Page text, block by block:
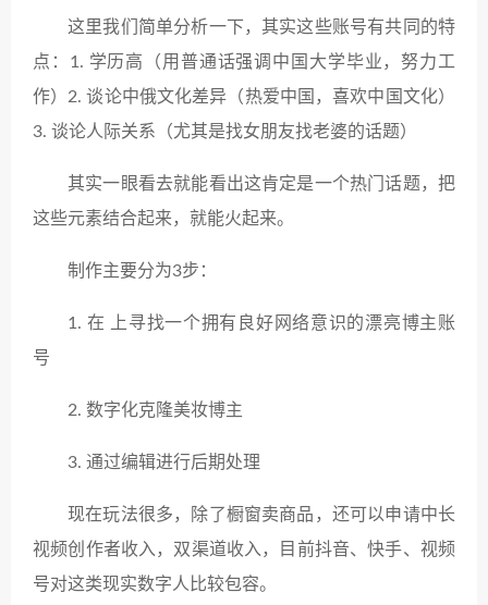
这里我们简单分析一下，其实这些账号有共同的特
点：1. 学历高（用普通话强调中国大学毕业，努力工
作）2. 谈论中俄文化差异（热爱中国，喜欢中国文化）
3. 谈论人际关系（尤其是找女朋友找老婆的话题）
其实一眼看去就能看出这肯定是一个热门话题，把
这些元素结合起来，就能火起来。
制作主要分为3步：
1. 在 上寻找一个拥有良好网络意识的漂亮博主账
号
2. 数字化克隆美妆博主
3. 通过编辑进行后期处理
现在玩法很多，除了橱窗卖商品，还可以申请中长
视频创作者收入，双渠道收入，目前抖音、快手、视频
号对这类现实数字人比较包容。